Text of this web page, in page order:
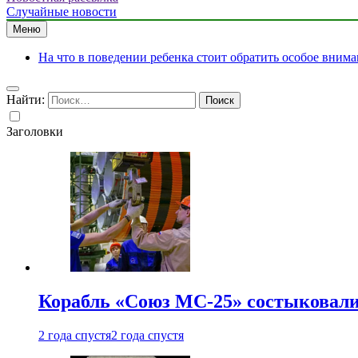
Случайные новости
Меню
На что в поведении ребенка стоит обратить особое
Найти:
Заголовки
Корабль «Союз МС-25»
2 года спустя2 года спустя